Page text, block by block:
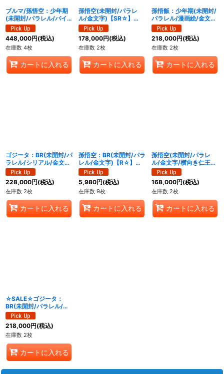
ブルマ/孫悟空：少年期
(未開封/パラレル/バイ
ク/漫画絵)【SR☆】
{SB01-057}
448,000円(税込)
在庫数 4枚
カートに入れる
孫悟空(未開封/パラレ
ル/金文字)【SR☆】
{FB05-030}
178,000円(税込)
在庫数 2枚
カートに入れる
孫悟飯：少年期(未開封/
パラレル/漫画絵/金文
字)【UC☆】{SB02-
007}
218,000円(税込)
在庫数 2枚
カートに入れる
ゴジータ：BR(未開封/パ
ラレル/シリアル/金文
字)【SR☆】{FB09-
007}
228,000円(税込)
在庫数 2枚
カートに入れる
孫悟空：BR(未開封/パラ
レル/金文字)【R☆】
{FB09-010}
5,980円(税込)
在庫数 9枚
カートに入れる
孫悟空(未開封/パラレ
ル/金文字/横向き仁王立
ち)【SR☆】{FS11-07}
168,000円(税込)
在庫数 2枚
カートに入れる
☆SALE☆ゴジータ：
BR(未開封/パラレル/シ
リアル/金文字)【SR☆】
{FB09-007}
218,000円(税込)
在庫数 2枚
カートに入れる